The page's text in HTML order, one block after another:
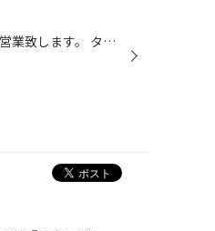
明日、11/27（水）は定休日となります。明後日11/28（木）は通常営業致します。 タグ：熊谷 行田 鴻巣 タイヤ オイル バッテリーなど